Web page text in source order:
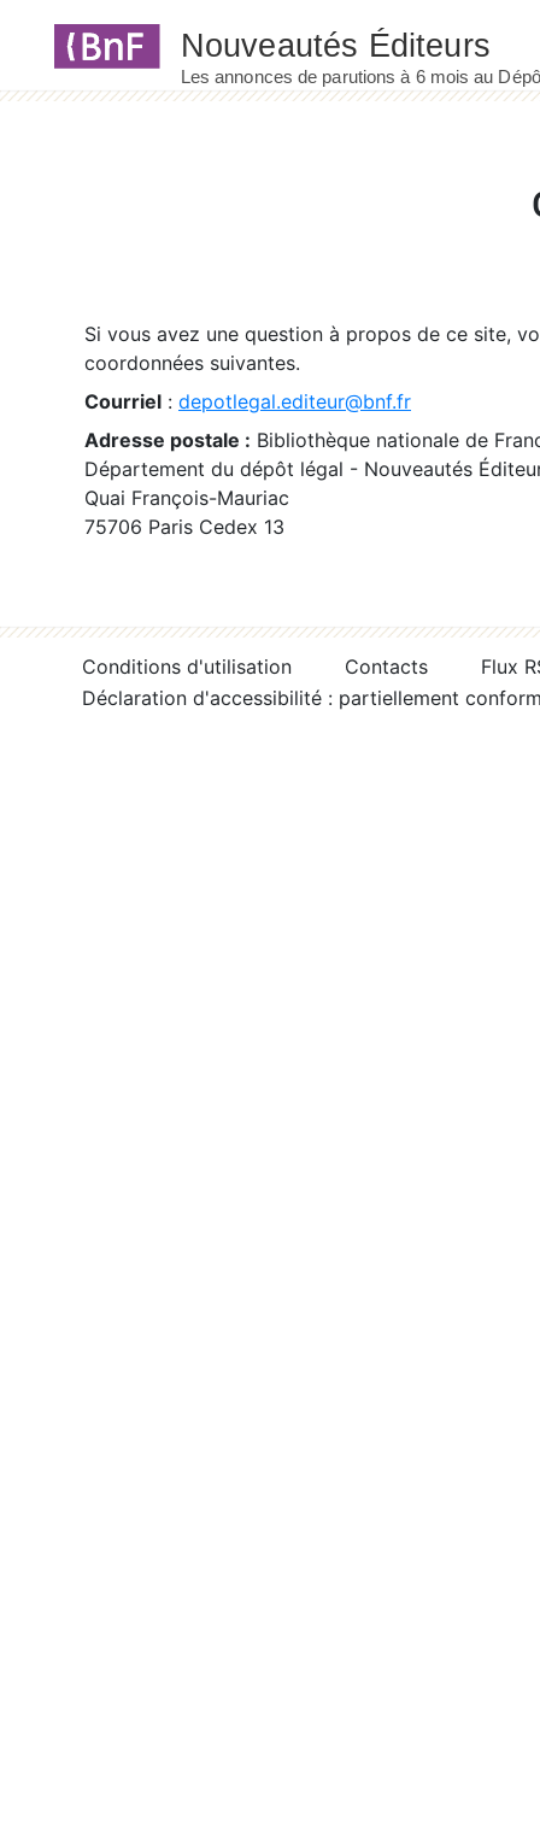
Si vous avez une question à propos de ce site,
coordonnées suivantes.
Courriel : depotlegal.editeur@bnf.fr
Adresse postale : Bibliothèque nationale de
Département du dépôt légal - Nouveautés
Quai François-Mauriac
75706 Paris Cedex 13
Conditions d'utilisation Contacts
Flux
Déclaration d'accessibilité : partiellement